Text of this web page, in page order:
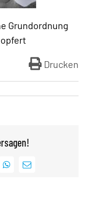
Grundordnung
Drucken
WhatsApp
E-